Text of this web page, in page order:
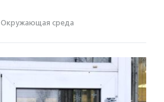
Окружающая среда